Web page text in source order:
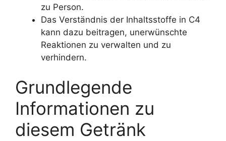
zu Person.
Das Verständnis der Inhaltsstoffe in C4
kann dazu beitragen, unerwünschte
Reaktionen zu verwalten und zu
verhindern.
Grundlegende
Informationen zu
diesem Getränk